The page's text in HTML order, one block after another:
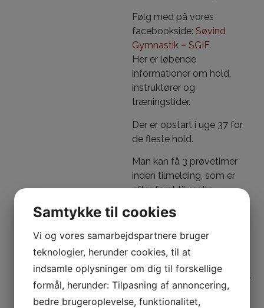
Følg med på vores
facebookside: Søvind
Gymnastik – SGIF.
Her er løbende
informationer om hold,
instruktører og
træningstider.
​Der er opstart i uge 37 for
de fleste hold.
Man kan få 3 prøvetimer
inden tilmelding, som er
efter først til mølle
princippet.
ændringer.
Ved spørgsmål kontakt
gymnastikudvalget – Signe
Jensen, mobil 2883 0928.
Samtykke til cookies
Vi og vores samarbejdspartnere bruger
teknologier, herunder cookies, til at
indsamle oplysninger om dig til forskellige
formål, herunder: Tilpasning af annoncering,
bedre brugeroplevelse, funktionalitet,